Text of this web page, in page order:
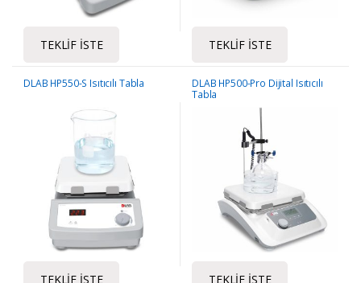
TEKLIF İSTE TEKLIF İSTE
DLAB HP550-S Isıtıcılı Tabla
TEKLIF İSTE
DLAB HP500-Pro Dijital Isıtıcılı
Tabla
TEKLIF İSTE